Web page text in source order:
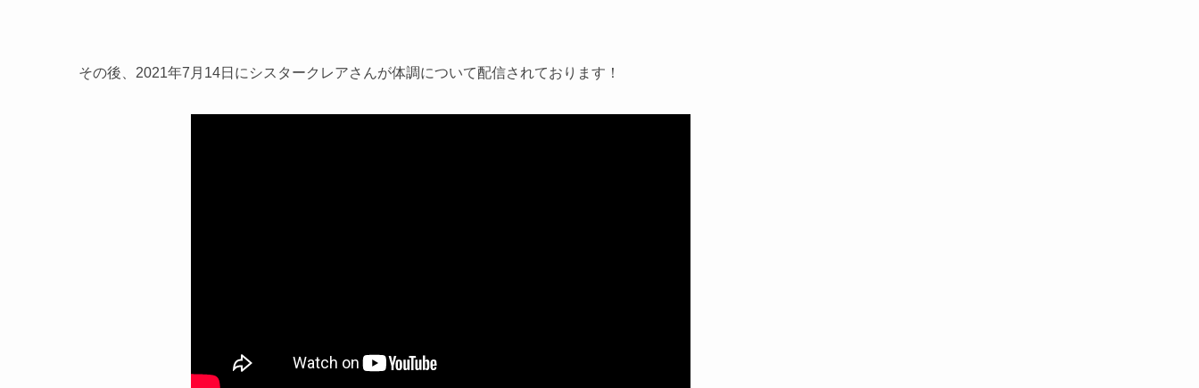
その後、2021年7月14日にシスタークレアさんが体調について配信されております！